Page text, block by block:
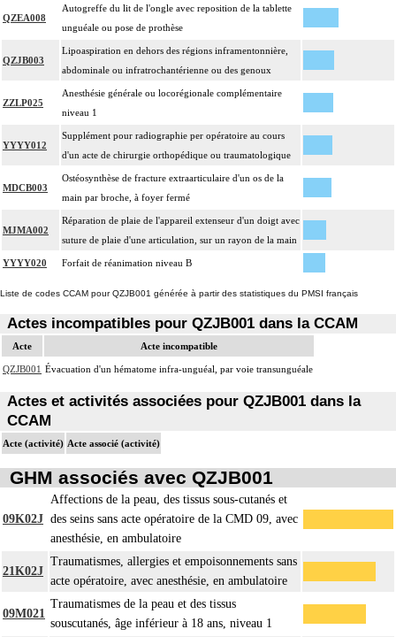
QZEA008
Autogreffe du lit de l'ongle avec reposition de la tablette
unguéale ou pose de prothèse
QZJB003
Lipoaspiration en dehors des régions inframentonnière,
abdominale ou infratrochantérienne ou des genoux
ZZLP025
Anesthésie générale ou locorégionale complémentaire
niveau 1
YYYY012
Supplément pour radiographie per opératoire au cours
d'un acte de chirurgie orthopédique ou traumatologique
MDCB003
Ostéosynthèse de fracture extraarticulaire d'un os de la
main par broche, à foyer fermé
MJMA002
Réparation de plaie de l'appareil extenseur d'un doigt avec
suture de plaie d'une articulation, sur un rayon de la main
YYYY020 Forfait de réanimation niveau B
Liste de codes CCAM pour QZJB001 générée à partir des statistiques du PMSI français
Actes incompatibles pour QZJB001 dans la CCAM
Acte Acte incompatible
QZJB001 Évacuation d'un hématome infra-unguéal, par voie transunguéale
Actes et activités associées pour QZJB001 dans la
CCAM
Acte (activité) Acte associé (activité)
GHM associés avec QZJB001
09K02J
Affections de la peau, des tissus sous-cutanés et
des seins sans acte opératoire de la CMD 09, avec
anesthésie, en ambulatoire
21K02J
Traumatismes, allergies et empoisonnements sans
acte opératoire, avec anesthésie, en ambulatoire
09M021
Traumatismes de la peau et des tissus
souscutanés, âge inférieur à 18 ans, niveau 1